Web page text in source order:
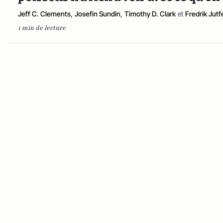
Jeff C. Clements, Josefin Sundin, Timothy D. Clark et Fredrik
1 min de lecture